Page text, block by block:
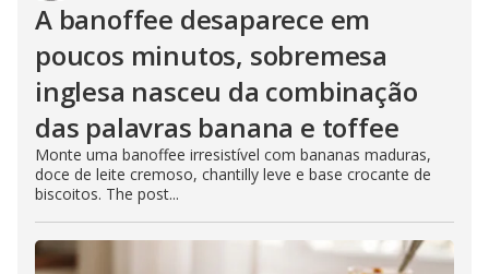
A banoffee desaparece em
poucos minutos, sobremesa
inglesa nasceu da combinação
das palavras banana e toffee
Monte uma banoffee irresistível com bananas maduras,
doce de leite cremoso, chantilly leve e base crocante de
biscoitos. The post...